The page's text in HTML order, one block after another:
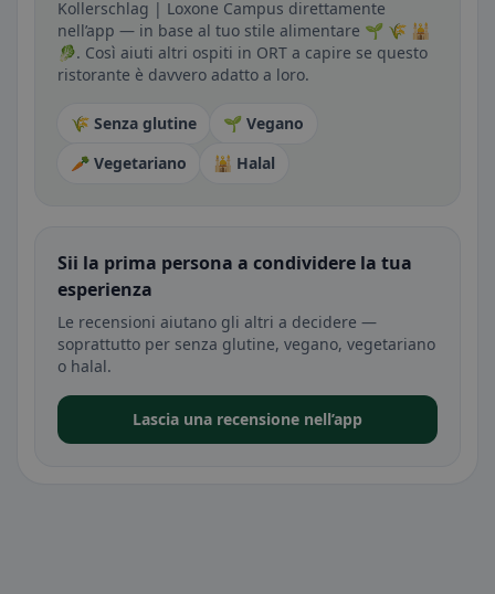
Kollerschlag | Loxone Campus direttamente
nell’app — in base al tuo stile alimentare 🌱 🌾 🕌
🥬. Così aiuti altri ospiti in ORT a capire se questo
ristorante è davvero adatto a loro.
🌾 Senza glutine
🌱 Vegano
🥕 Vegetariano
🕌 Halal
Sii la prima persona a condividere la tua
esperienza
Le recensioni aiutano gli altri a decidere —
soprattutto per senza glutine, vegano, vegetariano
o halal.
Lascia una recensione nell’app